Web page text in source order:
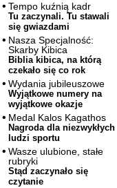
Tempo kuźnią kadr
Tu zaczynali. Tu stawali
się gwiazdami
Nasza Specjalność:
Skarby Kibica
Biblia kibica, na którą
czekało się co rok
Wydania jubileuszowe
Wyjątkowe numery na
wyjątkowe okazje
Medal Kalos Kagathos
Nagroda dla niezwykłych
ludzi sportu
Wasze ulubione, stałe
rubryki
Stąd zaczynało się
czytanie